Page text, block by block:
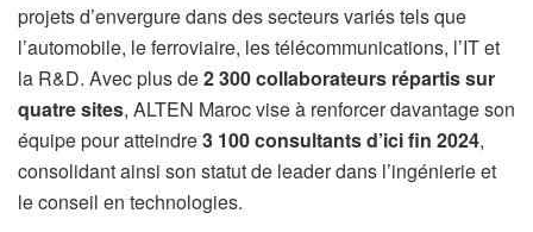
projets d’envergure dans des secteurs variés tels que
l’automobile, le ferroviaire, les télécommunications, l’IT et
la R&D. Avec plus de2 300 collaborateurs répartis sur
quatre sites, ALTEN Maroc vise à renforcer davantage son
équipe pour atteindre3 100 consultants d’ici fin 2024,
consolidant ainsi son statut de leader dans l’ingénierie et
le conseil en technologies.